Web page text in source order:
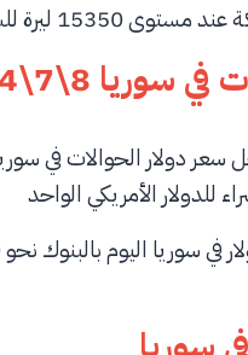
و15450 ليرة للبيع.
في سوريا 8\7\2024
دولار الحوالات في